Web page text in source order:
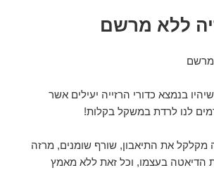
ללא מרשם
מרשם
בנמצא כדורי הרזייה יעילים אשר
לנו לרדת במשקל בקלות!
מקלקל את התיאבון, שורף שומנים, מרזה
הדיאטה בעצמו, וכל זאת ללא מאמץ